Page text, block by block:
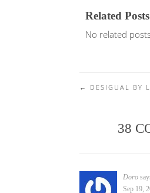
Related
No related
Post
← DESIGUAL BY
38
Doro
Sep 19,